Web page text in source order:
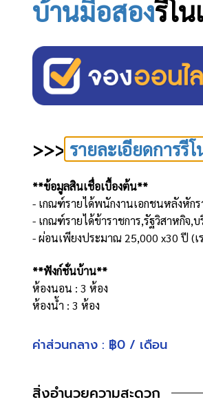
บ้านมือสองรีโ
>>> รายละเอียดการรี
**ข้อมูลสินเชื่อเบื้องต้น**
- เกณฑ์รายได้พนักงานเอกชนหลังหัก
- เกณฑ์รายได้ข้าราชการ,รัฐวิสาหกิจ,
- ผ่อนเพียงประมาณ 25,000 x30 ปี (เ
**ฟังก์ชั่นบ้าน**
ห้องนอน : 3 ห้อง
ห้องน้ำ : 3 ห้อง
ที่จอดรถ : 2 คัน
- หน้าบ้านหันไปทาง "ทิศใต้"
ค่าส่วนกลาง : ฿0 / เดือน
สิ่งอำนวยความสะดวก